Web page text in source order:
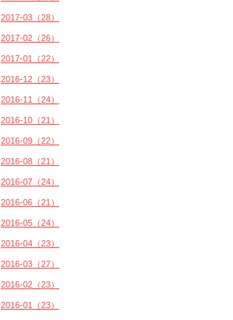
2017-03（28）
2017-02（26）
2017-01（22）
2016-12（23）
2016-11（24）
2016-10（21）
2016-09（22）
2016-08（21）
2016-07（24）
2016-06（21）
2016-05（24）
2016-04（23）
2016-03（27）
2016-02（23）
2016-01（23）